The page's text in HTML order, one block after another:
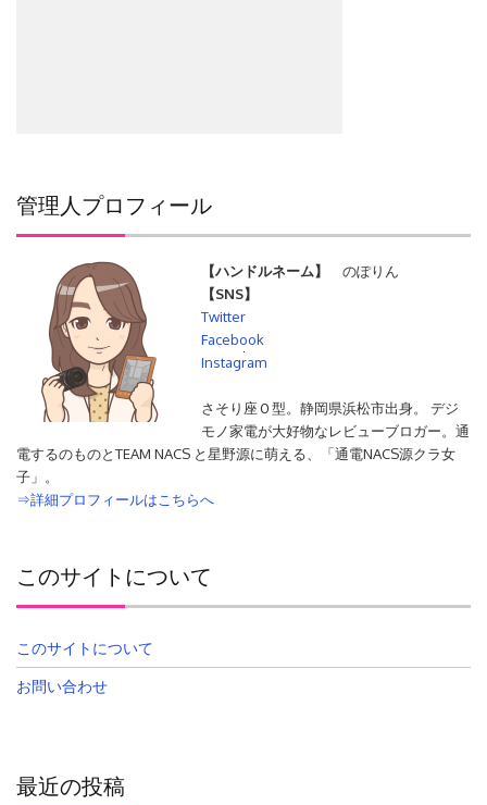
検
管理人プロフィール
【ハンドルネーム】
のぽりん
【SNS】
Twitter
Facebook
Instagram
さそり座Ｏ型。静岡県浜松市出身。 デジ
モノ家電が大好物なレビューブロガー。通
電するのものとTEAM NACS と星野源に萌える、「通電NACS源クラ女
子」。
⇒詳細プロフィールはこちらへ
このサイトについて
このサイトについて
お問い合わせ
最近の投稿